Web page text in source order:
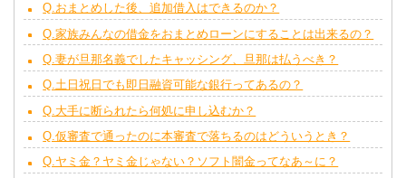
Q.おまとめした後、追加借入はできるのか？
Q.家族みんなの借金をおまとめローンにすることは出来るの？
Q.妻が旦那名義でしたキャッシング、旦那は払うべき？
Q.土日祝日でも即日融資可能な銀行ってあるの？
Q.大手に断られたら何処に申し込むか？
Q.仮審査で通ったのに本審査で落ちるのはどういうとき？
Q.ヤミ金？ヤミ金じゃない？ソフト闇金ってなあ～に？